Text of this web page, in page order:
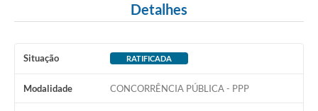
Detalhes
Situação RATIFICADA
Modalidade CONCORRÊNCIA PÚBLICA - PPP